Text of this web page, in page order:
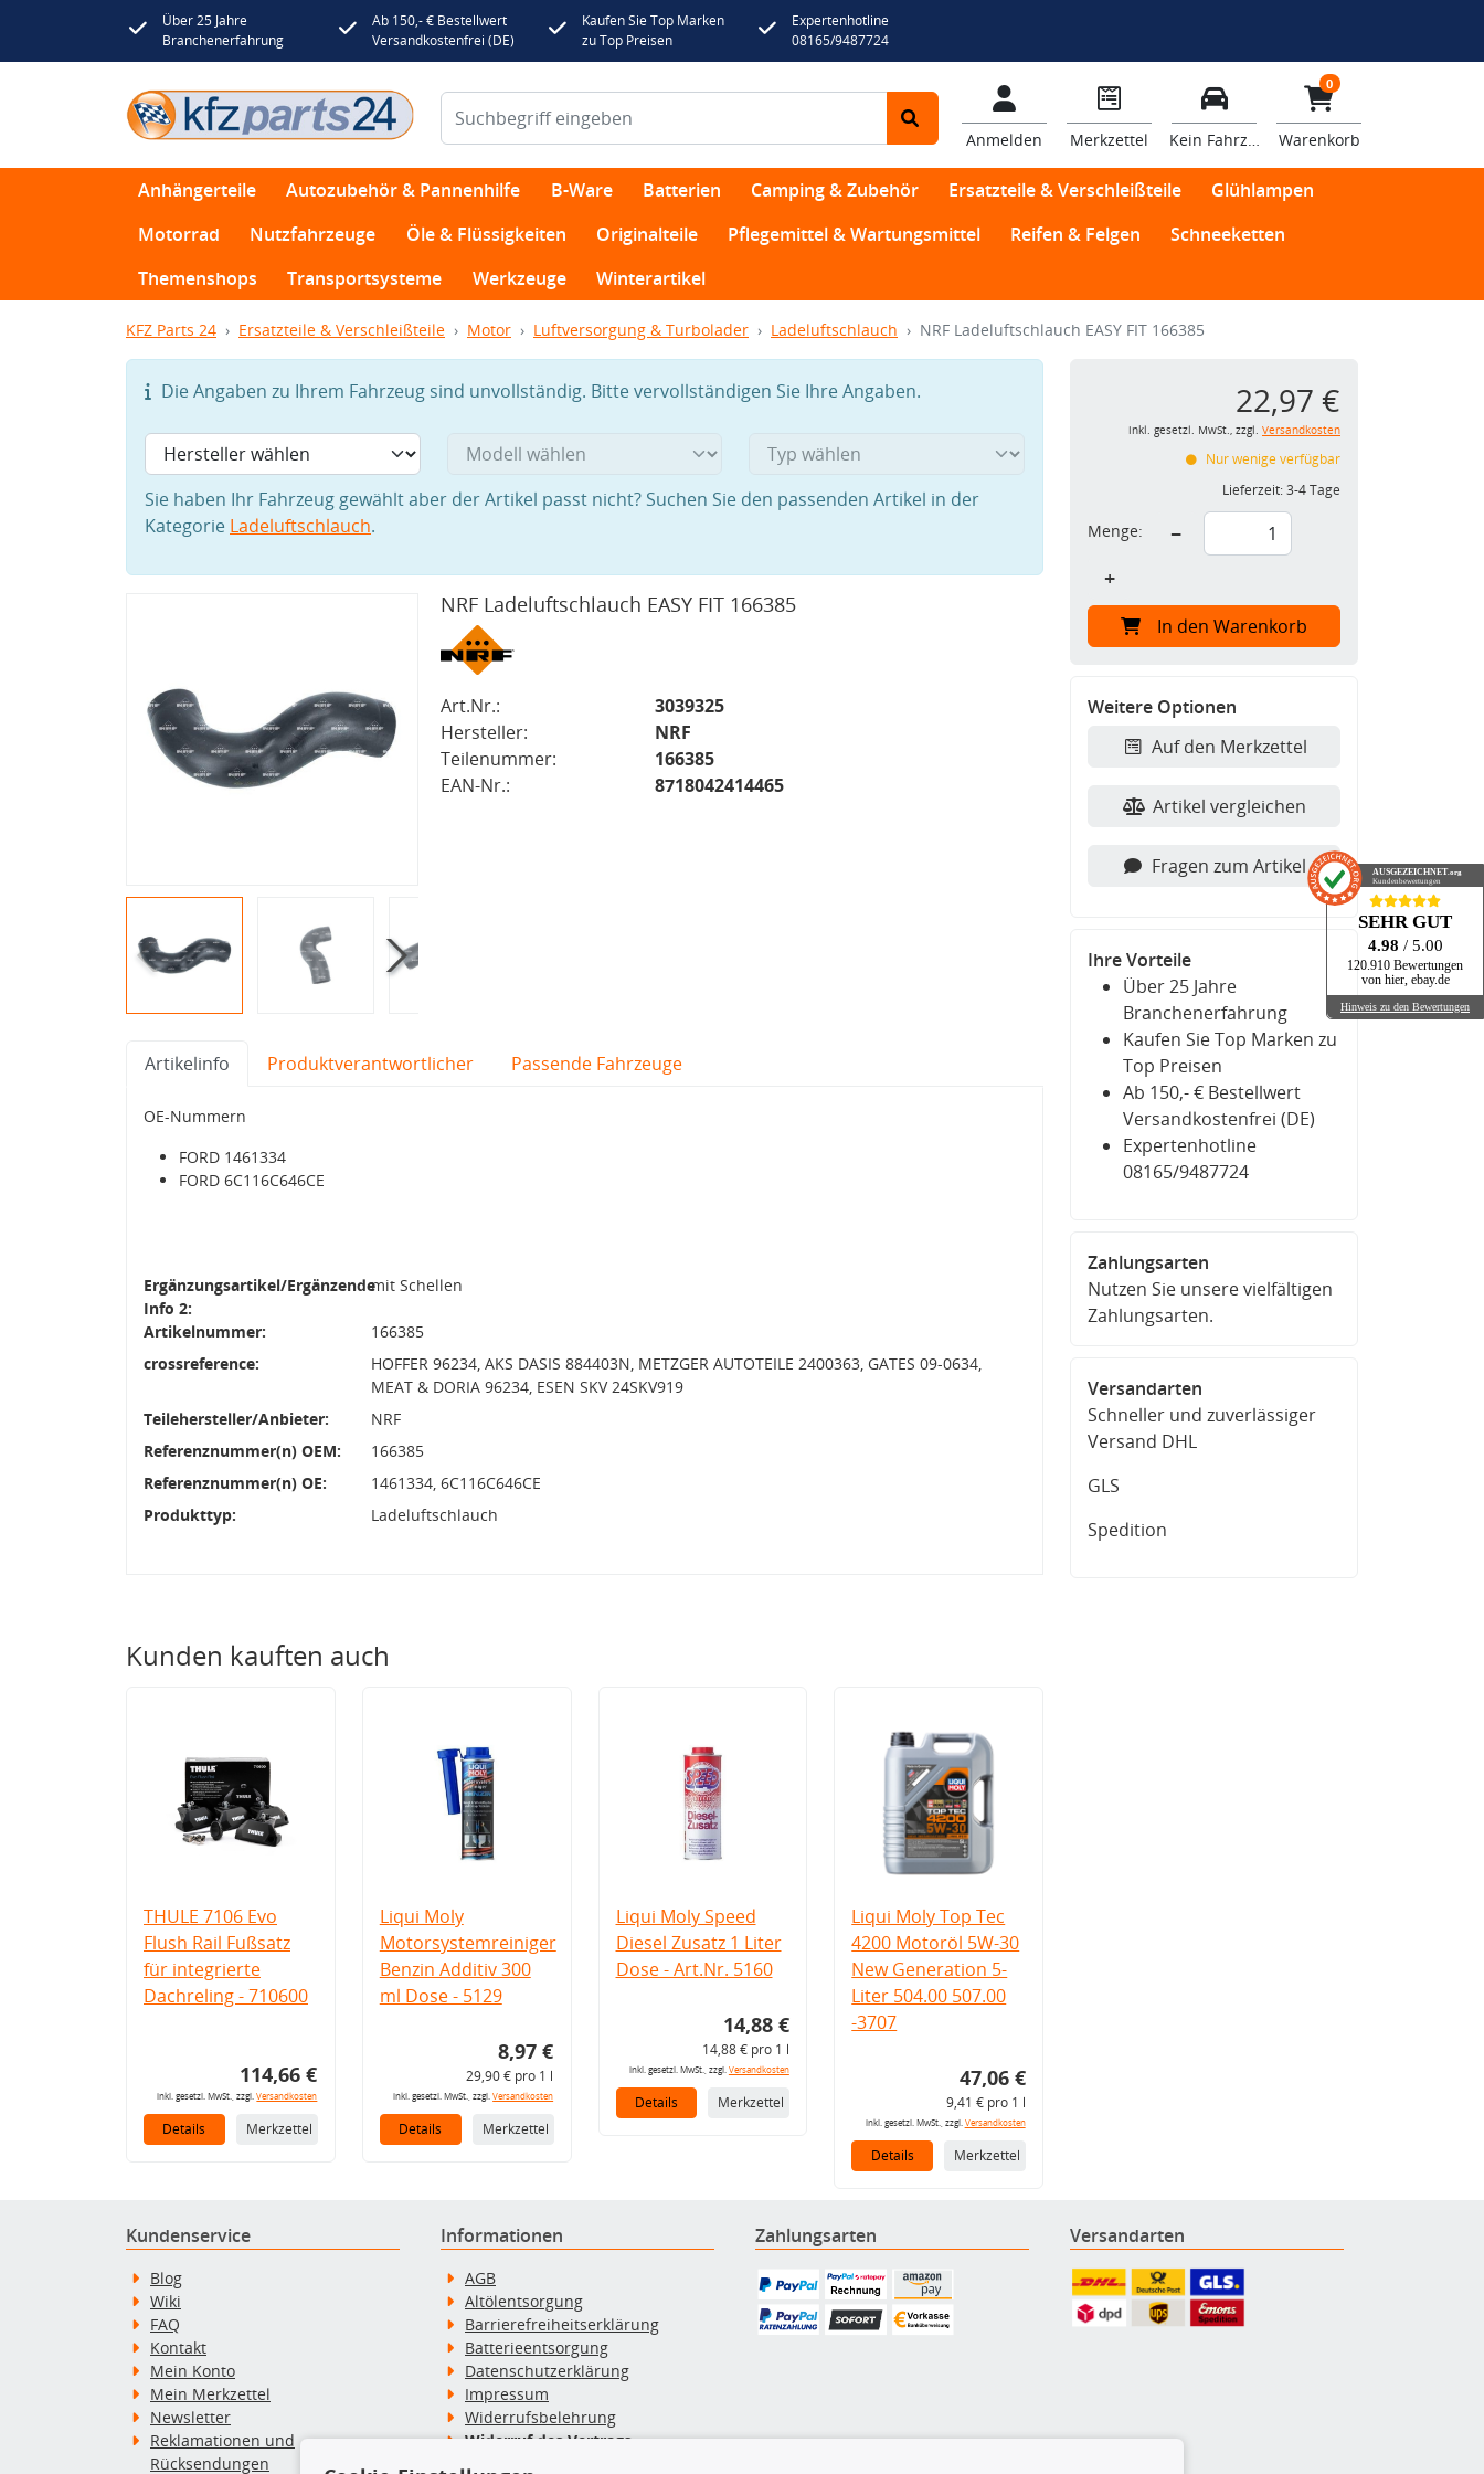
Über 25 Jahre
Branchenerfahrung
Ab 150,- € Bestellwert
Versandkostenfrei (DE)
Kaufen Sie Top Marken
zu Top Preisen
Expertenhotline
08165/9487724
Anmelden Merkzettel Kein Fahrzeug
0
Warenkorb
Anhängerteile Autozubehör & Pannenhilfe B-Ware Batterien Camping & Zubehör Ersatzteile & Verschleißteile
Glühlampen
Motorrad
Nutzfahrzeuge Öle & Flüssigkeiten Originalteile Pflegemittel & Wartungsmittel Reifen & Felgen
Schneeketten
Themenshops
Transportsysteme Werkzeuge Winterartikel
KFZ Parts 24 Ersatzteile & Verschleißteile Motor Luftversorgung & Turbolader Ladeluftschlauch NRF Ladeluftschlauch EASY FIT 166385
Die Angaben zu Ihrem Fahrzeug sind unvollständig. Bitte vervollständigen Sie Ihre Angaben.
Sie haben Ihr Fahrzeug gewählt aber der Artikel passt nicht? Suchen Sie den passenden Artikel in der
Kategorie Ladeluftschlauch.
NRF Ladeluftschlauch EASY FIT 166385
Art.Nr.:
3039325
Hersteller:
NRF
Teilenummer:
166385
EAN-Nr.:
8718042414465
Artikelinfo Produktverantwortlicher Passende Fahrzeuge
OE-Nummern
FORD 1461334
FORD 6C116C646CE
Ergänzungsartikel/Ergänzende
Info 2:
mit Schellen
Artikelnummer:
166385
crossreference:
HOFFER 96234, AKS DASIS 884403N, METZGER AUTOTEILE 2400363, GATES 09-0634,
MEAT & DORIA 96234, ESEN SKV 24SKV919
Teilehersteller/Anbieter:
NRF
Referenznummer(n) OEM:
166385
Referenznummer(n) OE:
1461334, 6C116C646CE
Produkttyp:
Ladeluftschlauch
Kunden kauften auch
THULE 7106 Evo
Flush Rail Fußsatz
für integrierte
Dachreling - 710600
114,66 €
inkl. gesetzl. MwSt., zzgl.Versandkosten
Details Merkzettel
Liqui Moly
Motorsystemreiniger
Benzin Additiv 300
ml Dose - 5129
8,97 €
29,90 € pro 1 l
inkl. gesetzl. MwSt., zzgl.Versandkosten
Details Merkzettel
Liqui Moly Speed
Diesel Zusatz 1 Liter
Dose - Art.Nr. 5160
14,88 €
14,88 € pro 1 l
inkl. gesetzl. MwSt., zzgl. Versandkosten
Details Merkzettel
Liqui Moly Top Tec
4200 Motoröl 5W-30
New Generation 5-
Liter 504.00 507.00
-3707
47,06 €
9,41 € pro 1 l
inkl. gesetzl. MwSt., zzgl. Versandkosten
Details Merkzettel
22,97 €
inkl. gesetzl. MwSt., zzgl. Versandkosten
Nur wenige verfügbar
Lieferzeit:3-4 Tage
Menge:
−
+
In den Warenkorb
Weitere Optionen
Auf den Merkzettel
Artikel vergleichen
Fragen zum Artikel
Ihre Vorteile
Über 25 Jahre
Branchenerfahrung
Kaufen Sie Top Marken zu
Top Preisen
Ab 150,- € Bestellwert
Versandkostenfrei (DE)
Expertenhotline
08165/9487724
Zahlungsarten
Nutzen Sie unsere vielfältigen
Zahlungsarten.
Versandarten
Schneller und zuverlässiger
Versand DHL
GLS
Spedition
Kundenservice
Blog
Wiki
FAQ
Kontakt
Mein Konto
Mein Merkzettel
Newsletter
Reklamationen und
Rücksendungen
Informationen
AGB
Altölentsorgung
Barrierefreiheitserklärung
Batterieentsorgung
Datenschutzerklärung
Impressum
Widerrufsbelehrung
Widerruf des Vertrags
Zahlung & Versand
Zahlungsarten Versandarten
AUSGEZEICHNET.org
Kundenbewertungen
SEHR GUT
4.98 / 5.00
120.910 Bewertungen
von hier, ebay.de
Hinweis zu den Bewertungen